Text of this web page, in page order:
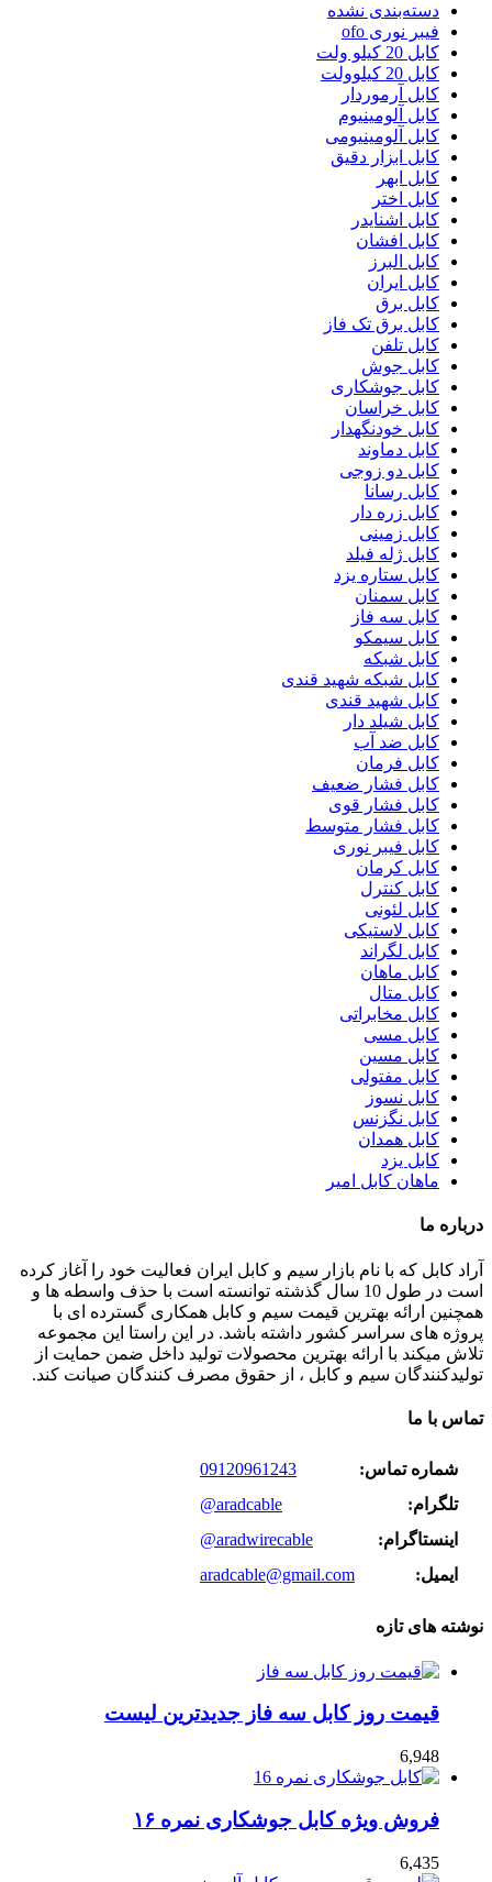
دسته‌بندی نشده
فیبر نوری ofo
کابل 20 کیلو ولت
کابل 20 کیلوولت
کابل آرموردار
کابل آلومینیوم
کابل آلومینیومی
کابل ابزار دقیق
کابل ابهر
کابل اختر
کابل اشنایدر
کابل افشان
کابل البرز
کابل ایران
کابل برق
کابل برق تک فاز
کابل تلفن
کابل جوش
کابل جوشکاری
کابل خراسان
کابل خودنگهدار
کابل دماوند
کابل دو زوجی
کابل رسانا
کابل زره دار
کابل زمینی
کابل ژله فیلد
کابل ستاره یزد
کابل سمنان
کابل سه فاز
کابل سیمکو
کابل شبکه
کابل شبکه شهید قندی
کابل شهید قندی
کابل شیلد دار
کابل ضد آب
کابل فرمان
کابل فشار ضعیف
کابل فشار قوی
کابل فشار متوسط
کابل فیبر نوری
کابل کرمان
کابل کنترل
کابل لئونی
کابل لاستیکی
کابل لگراند
کابل ماهان
کابل متال
کابل مخابراتی
کابل مسی
کابل مسین
کابل مفتولی
کابل نسوز
کابل نگزنس
کابل همدان
کابل یزد
ماهان کابل امیر
درباره ما
آراد کابل که با نام بازار سیم و کابل ایران فعالیت خود را آغاز کرده
است در طول 10 سال گذشته توانسته است با حذف واسطه ها و
همچنین ارائه بهترین قیمت سیم و کابل همکاری گسترده ای با
پروژه های سراسر کشور داشته باشد. در این راستا این مجموعه
تلاش میکند با ارائه بهترین محصولات تولید داخل ضمن حمایت از
تولیدکنندگان سیم و کابل ، از حقوق مصرف کنندگان صیانت کند.
تماس با ما
شماره تماس:
09120961243
تلگرام:
@aradcable
اینستاگرام:
@aradwirecable
ایمیل:
aradcable@gmail.com
نوشته های تازه
قیمت روز کابل سه فاز جدیدترین لیست
6,948
فروش ویژه کابل جوشکاری نمره ۱۶
6,435